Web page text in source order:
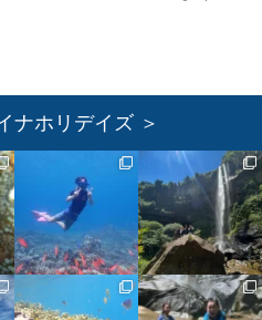
ナホリデイズ ＞